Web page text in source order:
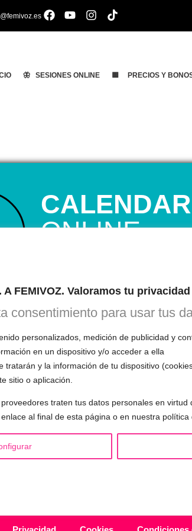
A FEMIVOZ. Valoramos tu privacidad
consentimiento para usar tus
personalizados, medición de publicidad y
en un dispositivo y/o acceder a ella
tratarán y la información de tu dispositivo
sitio o aplicación.
traten tus datos personales en
al final de esta página o en nuestra
🦋 SESIONES ONLINE 🟨 PRECIOS Y
ONLINE
explicará cómo funciona el
responderá a todas tus preguntas.
VOCES LGBTQIA+ 🏳️‍🌈
▪️ Feminización de la voz
▪️ Masculinización de la voz
▪️ Dualización de la voz